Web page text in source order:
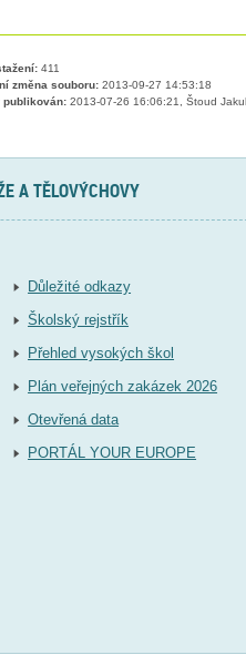
411
změna souboru:2013-09-27 14:53:18
publikován:2013-07-26 16:06:21, Štoud
A TĚLOVÝCHOVY
Důležité odkazy
Školský rejstřík
Přehled vysokých škol
Plán veřejných zakázek 2026
Otevřená data
PORTÁL YOUR EUROPE